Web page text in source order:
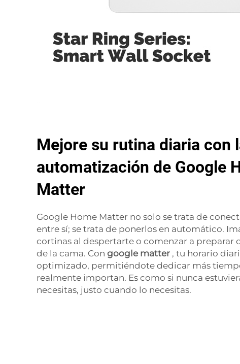
Mejore su rutina diaria con
automatización de Google
Matter
Google Home Matter no solo se trata de
entre sí; se trata de ponerlos en automático.
cortinas al despertarte o comenzar a preparar
de la cama. Con google matter , tu horario
optimizado, permitiéndote dedicar más
realmente importan. Es como si nunca
necesitas, justo cuando lo necesitas.